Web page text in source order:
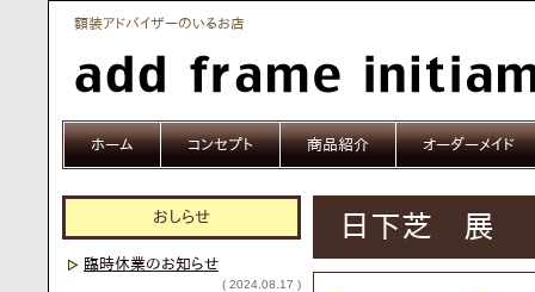
額装アドバイザーのいるお店
ホーム コンセプト 商品紹介 オーダーメイド
日下芝 展
おしらせ
臨時休業のお知らせ
( 2024.08.17 )